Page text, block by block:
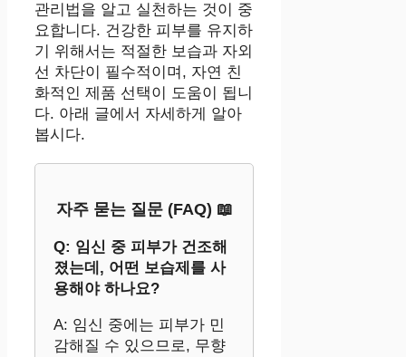
관리법을 알고 실천하는 것이 중
요합니다. 건강한 피부를 유지하
기 위해서는 적절한 보습과 자외
선 차단이 필수적이며, 자연 친
화적인 제품 선택이 도움이 됩니
다. 아래 글에서 자세하게 알아
봅시다.
자주 묻는 질문 (FAQ) 📖
Q: 임신 중 피부가 건조해
졌는데, 어떤 보습제를 사
용해야 하나요?
A: 임신 중에는 피부가 민
감해질 수 있으므로, 무향